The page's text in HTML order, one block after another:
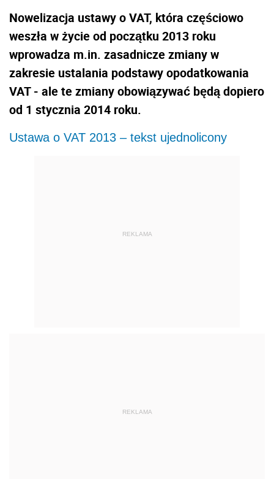
Nowelizacja ustawy o VAT, która częściowo
weszła w życie od początku 2013 roku
wprowadza m.in. zasadnicze zmiany w
zakresie ustalania podstawy opodatkowania
VAT - ale te zmiany obowiązywać będą dopiero
od 1 stycznia 2014 roku.
Ustawa o VAT 2013 – tekst ujednolicony
REKLAMA
REKLAMA